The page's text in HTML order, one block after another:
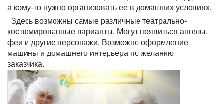
а кому-то нужно организовать ее в домашних условиях.
Здесь возможны самые различные театрально-
костюмированные варианты. Могут появиться ангелы,
феи и другие персонажи. Возможно оформление
машины и домашнего интерьера по желанию
заказчика.